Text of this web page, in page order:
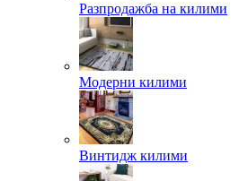
Разпродажба на килими
Модерни килими
Винтидж килими